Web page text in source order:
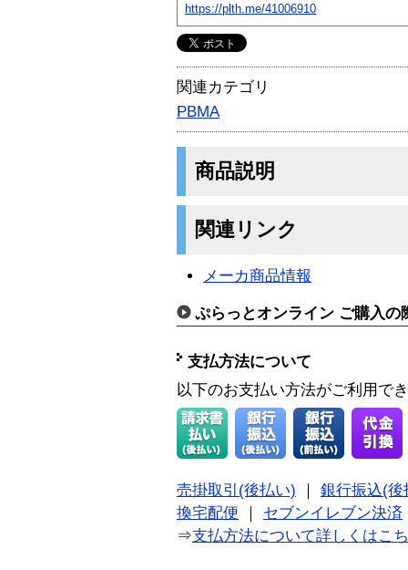
https://plth.me/41006910
関連カテゴリ
PBMA
商品説明
関連リンク
メーカ商品情報
ぷらっとオンライン ご購入の
支払方法について
以下のお支払い方法がご利用で
売掛取引(後払い)
銀行振込(後
換宅配便
セブンイレブン決済
⇒支払方法について詳しくはこ